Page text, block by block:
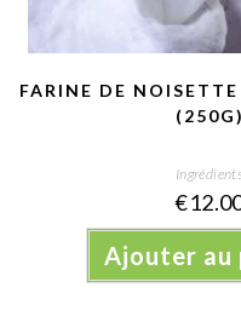
FARINE DE
(250G)
Ingrédients
€
Ajouter au